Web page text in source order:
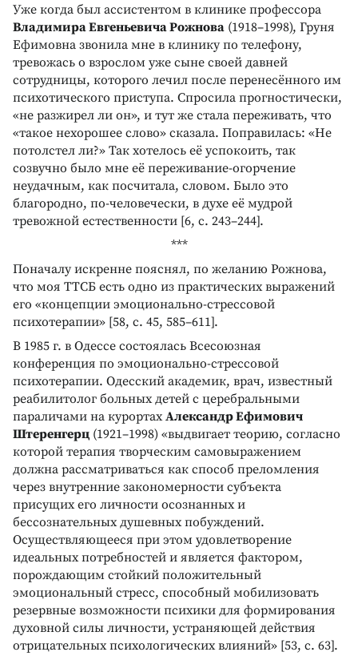
Уже когда был ассистентом в клинике профессора
Владимира Евгеньевича Рожнова (1918–1998), Груня
Ефимовна звонила мне в клинику по телефону,
тревожась о взрослом уже сыне своей давней
сотрудницы, которого лечил после перенесённого им
психотического приступа. Спросила прогностически,
«не разжирел ли он», и тут же стала переживать, что
«такое нехорошее слово» сказала. Поправилась: «Не
потолстел ли?» Так хотелось её успокоить, так
созвучно было мне её переживание-огорчение
неудачным, как посчитала, словом. Было это
благородно, по-человечески, в духе её мудрой
тревожной естественности [6, с. 243–244].
***
Поначалу искренне пояснял, по желанию Рожнова,
что моя ТТСБ есть одно из практических выражений
его «концепции эмоционально-стрессовой
психотерапии» [58, с. 45, 585–611].
В 1985 г. в Одессе состоялась Всесоюзная
конференция по эмоционально-стрессовой
психотерапии. Одесский академик, врач, известный
реабилитолог больных детей с церебральными
параличами на курортахАлександр Ефимович
Штеренгерц (1921–1998) «выдвигает теорию, согласно
которой терапия творческим самовыражением
должна рассматриваться как способ преломления
через внутренние закономерности субъекта
присущих его личности осознанных и
бессознательных душевных побуждений.
Осуществляющееся при этом удовлетворение
идеальных потребностей и является фактором,
порождающим стойкий положительный
эмоциональный стресс, способный мобилизовать
резервные возможности психики для формирования
духовной силы личности, устраняющей действия
отрицательных психологических влияний» [53, с. 63].